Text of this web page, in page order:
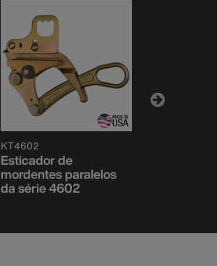
KT4602
Esticador de
mordentes paralelos
da série 4602